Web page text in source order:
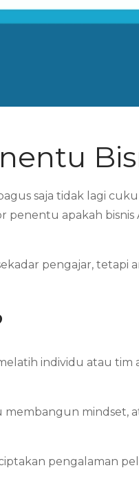
saja tidak lagi
penentu apakah bisnis
pengajar, tetapi
individu atau
membangun mindset,
pengalaman